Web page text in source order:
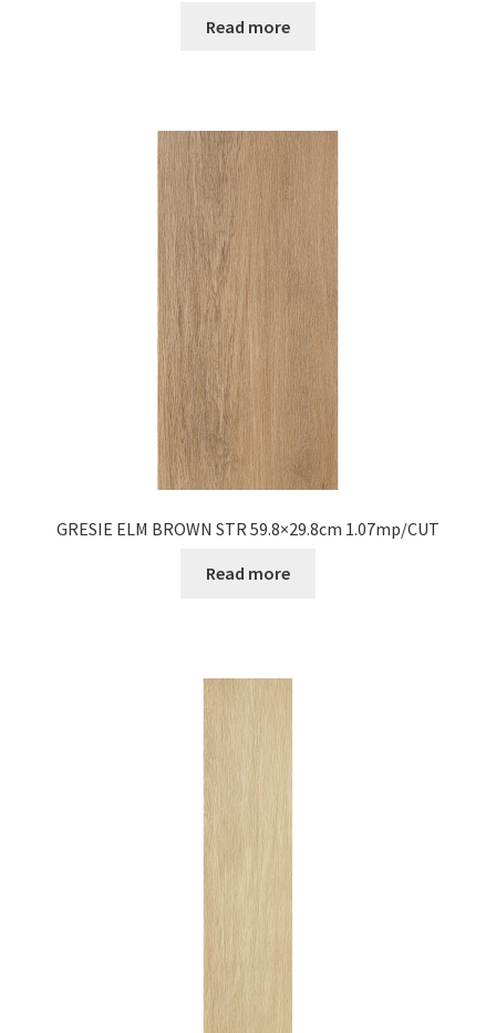
Read more
GRESIE ELM BROWN STR 59.8×29.8cm 1.07mp/CUT
Read more